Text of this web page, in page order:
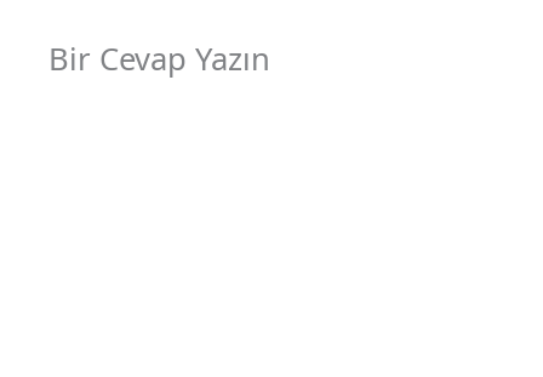
Bir Cevap Yazın